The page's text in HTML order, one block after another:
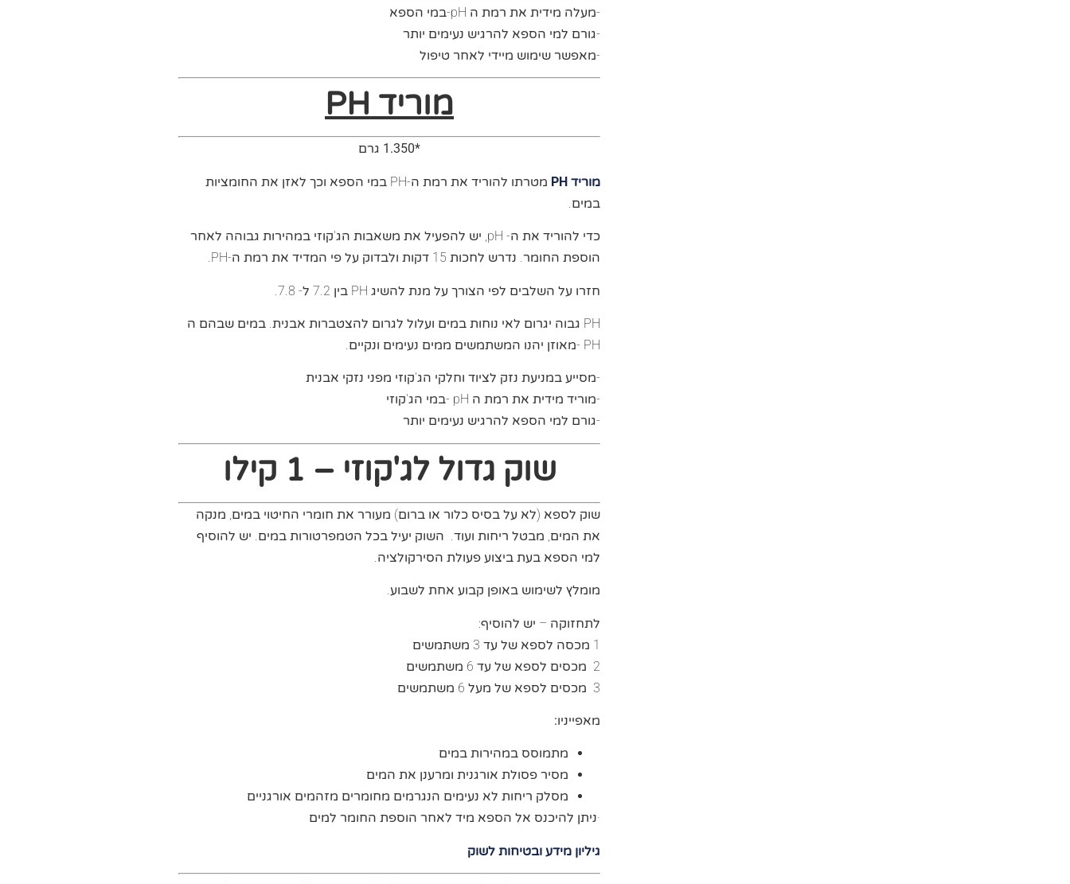
-מעלה מידית את רמת ה pH-במי הספא
-גורם למי הספא להרגיש נעימים יותר
-מאפשר שימוש מיידי לאחר טיפול
מוריד PH
*1.350 גרם
מוריד PH
מטרתו להוריד את רמת ה-PH במי הספא וכך לאזן את החומציות
במים.
כדי להוריד את ה- pH, יש להפעיל את משאבות הג'קוזי במהירות גבוהה לאחר
הוספת החומר. נדרש לחכות 15 דקות ולבדוק על פי המדיד את רמת ה-PH.
חזרו על השלבים לפי הצורך על מנת להשיג PH בין 7.2 ל- 7.8.
PH גבוה יגרום לאי נוחות במים ועלול לגרום להצטברות אבנית. במים שבהם ה
PH -מאוזן יהנו המשתמשים ממים נעימים ונקיים.
-מסייע במניעת נזק לציוד וחלקי הג'קוזי מפני נזקי אבנית
-מוריד מידית את רמת ה pH -במי הג'קוזי
-גורם למי הספא להרגיש נעימים יותר
שוק גדול לג'קוזי – 1 קילו
שוק לספא (לא על בסיס כלור או ברום) מעורר את חומרי החיטוי במים, מנקה
את המים, מבטל ריחות ועוד. השוק יעיל בכל הטמפרטורות במים. יש להוסיף
למי הספא בעת ביצוע פעולת הסירקולציה.
מומלץ לשימוש באופן קבוע אחת לשבוע.
לתחזוקה – יש להוסיף:
1 מכסה לספא של עד 3 משתמשים
2 מכסים לספא של עד 6 משתמשים
3 מכסים לספא של מעל 6 משתמשים
מאפייניו:
מתמוסס במהירות במים
מסיר פסולת אורגנית ומרענן את המים
מסלק ריחות לא נעימים הנגרמים מחומרים מזהמים אורגניים
·ניתן להיכנס אל הספא מיד לאחר הוספת החומר למים
גיליון מידע ובטיחות לשוק